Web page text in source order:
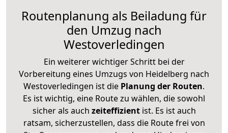
Routenplanung als Beiladung für
den Umzug nach
Westoverledingen
Ein weiterer wichtiger Schritt bei der
Vorbereitung eines Umzugs von Heidelberg nach
Westoverledingen ist die Planung der Routen.
Es ist wichtig, eine Route zu wählen, die sowohl
sicher als auch zeiteffizientist. Es ist auch
ratsam, sicherzustellen, dass die Route frei von